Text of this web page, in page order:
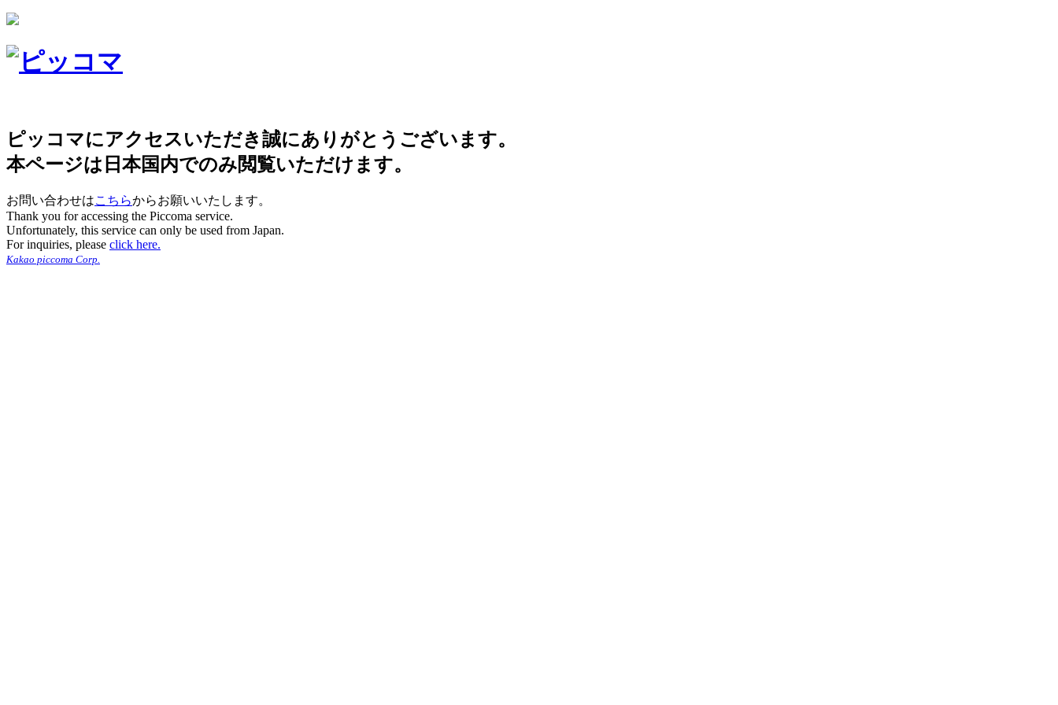
ピッコマにアクセスいただき誠にありがとうございます。
本ページは日本国内でのみ閲覧いただけます。
お問い合わせはこちらからお願いいたします。
Thank you for accessing the Piccoma service.
Unfortunately, this service can only be used from Japan.
For inquiries, please click here.
Kakao piccoma Corp.